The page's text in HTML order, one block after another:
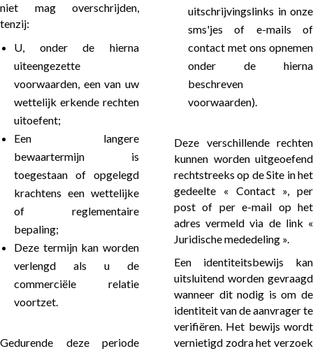
niet mag overschrijden,
tenzij:
U, onder de hierna
uiteengezette
voorwaarden, een van uw
wettelijk erkende rechten
uitoefent;
Een langere
bewaartermijn is
toegestaan of opgelegd
krachtens een wettelijke
of reglementaire
bepaling;
Deze termijn kan worden
verlengd als u de
commerciële relatie
voortzet.
Gedurende deze periode
uitschrijvingslinks in onze
sms'jes of e-mails of
contact met ons opnemen
onder de hierna
beschreven
voorwaarden).
Deze verschillende rechten
kunnen worden uitgeoefend
rechtstreeks op de Site in het
gedeelte « Contact », per
post of per e-mail op het
adres vermeld via de link «
Juridische mededeling ».
Een identiteitsbewijs kan
uitsluitend worden gevraagd
wanneer dit nodig is om de
identiteit van de aanvrager te
verifiëren. Het bewijs wordt
vernietigd zodra het verzoek